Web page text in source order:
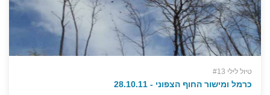
טיול לילי #13
כרמל ומישור החוף הצפוני - 28.10.11